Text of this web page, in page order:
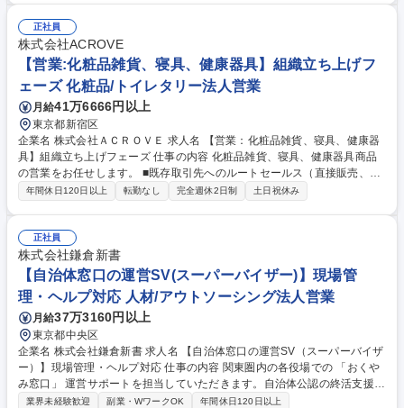
業務（施設管理に係る各種問い合わせ対応等) ・各種計画の策定・遂行業
務（施設管理計画、エネルギー管理、省エネ計画、修繕計画、予算・実績
管理等） ・業務に関する各種手続き業務 募集職種 【KITTE博多（施設担
当_地域職）】日本郵政G/年休125日/残業月15H/福利厚生◎
正社員
株式会社ACROVE
【営業:化粧品雑貨、寝具、健康器具】組織立ち上げフ
ェーズ 化粧品/トイレタリー法人営業
月給41万6666円以上
東京都新宿区
企業名 株式会社ＡＣＲＯＶＥ 求人名 【営業：化粧品雑貨、寝具、健康器
具】組織立ち上げフェーズ 仕事の内容 化粧品雑貨、寝具、健康器具商品
の営業をお任せします。 ■既存取引先へのルートセールス（直接販売、代
理店連携） ■売場の提案・販促支援・店舗担当者との関係構築 ■責任者が
は現場での信頼獲得に注力していただきます。飛び込み等の新規開拓はな
く、関係性を深める営業スタイルです。現場感覚を活かした魅力的な売場
作りを通じ、お客様の手元に商品が届く喜びを実感できるポジションで
す。 募集職種 【営業：化粧品雑貨、寝具、健康器具】組織立ち上げフェ
ーズ
年間休日120日以上 転勤なし 完全週休2日制 土日祝休み
正社員
株式会社鎌倉新書
【自治体窓口の運営SV(スーパーバイザー)】現場管
理・ヘルプ対応 人材/アウトソーシング法人営業
月給37万3160円以上
東京都中央区
企業名 株式会社鎌倉新書 求人名 【自治体窓口の運営SV（スーパーバイザ
ー）】現場管理・ヘルプ対応 仕事の内容 関東圏内の各役場での 「おくや
み窓口」 運営サポートを担当していただきます。自治体公認の終活支援企
業として、より良い地域づくり、高齢者サポートを実現するお手伝いを行
業界未経験歓迎 副業・WワークOK 年間休日120日以上